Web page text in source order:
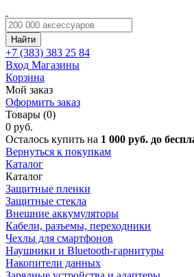
Найти
+7 (383) 383 25 84
Вход Магазины
Корзина
Мой заказ
Оформить заказ
Товары (0)
0 руб.
Осталось купить на 1 000 руб. до
Вернуться к покупкам
Каталог
Каталог
Защитные пленки
Защитные стекла
Внешние аккумуляторы
Кабели, разъемы, переходники
Чехлы для смартфонов
Наушники и Bluetooth-гарнитуры
Накопители данных